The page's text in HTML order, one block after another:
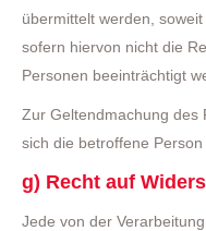
übermittelt werden,
sofern hiervon nicht die
Personen beeinträchtigt
Zur Geltendmachung des
sich die betroffene
g) Recht auf
Jede von der